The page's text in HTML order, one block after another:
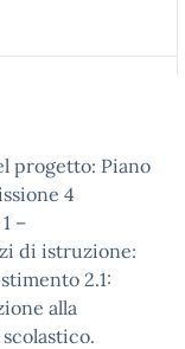
progetto: Piano
4
–
di istruzione:
2.1:
alla